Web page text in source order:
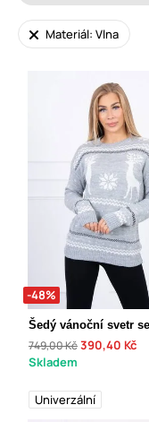
Materiál: Vlna
-48%
Šedý vánoční svetr
749,00 Kč390,40 Kč
Skladem
Univerzální